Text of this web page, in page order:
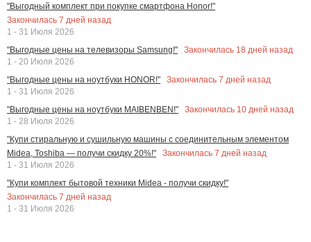
"Выгодный комплект при покупке смартфона Honor!"
Закончилась 7 дней назад
1 - 31 Июля 2026
"Выгодные цены на телевизоры Samsung!"
Закончилась 18 дней назад
1 - 20 Июля 2026
"Выгодные цены на ноутбуки HONOR!"
Закончилась 7 дней назад
1 - 31 Июля 2026
"Выгодные цены на ноутбуки MAIBENBEN!"
Закончилась 10 дней назад
1 - 28 Июля 2026
"Купи стиральную и сушильную машины с соединительным элементом
Midea, Toshiba — получи скидку 20%!"
Закончилась 7 дней назад
1 - 31 Июля 2026
"Купи комплект бытовой техники Midea - получи скидку!"
Закончилась 7 дней назад
1 - 31 Июля 2026